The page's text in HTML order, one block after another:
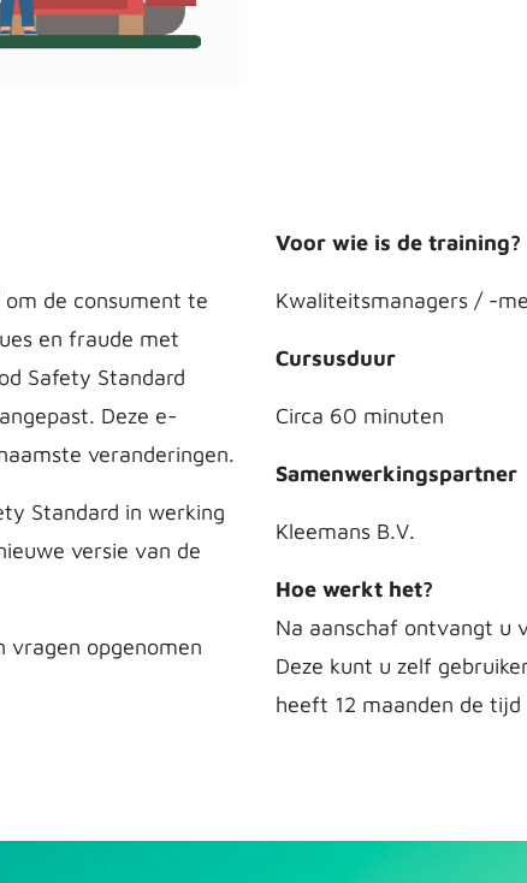
om de consument te
en fraude met
Safety Standard
Deze e-
veranderingen.
Standard in werking
versie van de
vragen opgenomen
Voor wie is de training?
Kwaliteitsmanagers / -
Cursusduur
Circa 60 minuten
Samenwerkingspartner
Kleemans B.V.
Hoe werkt het?
Na aanschaf ontvangt u
Deze kunt u zelf
heeft 12 maanden de